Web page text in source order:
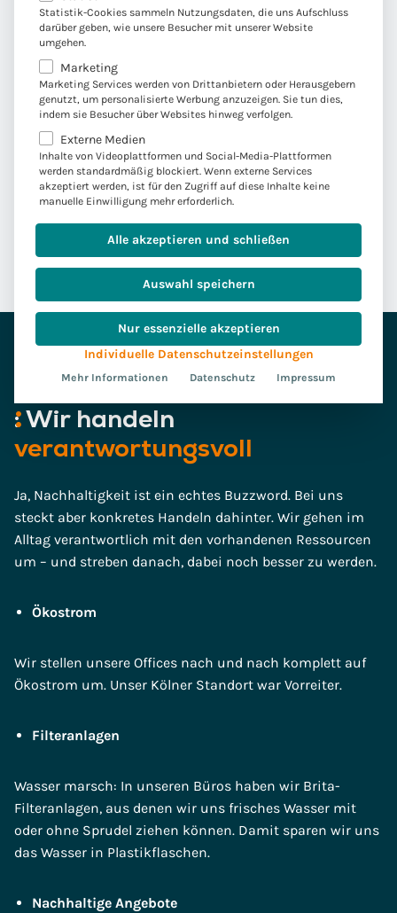
Bewusstes Leben und bewusstes Arbeiten stellen wir in
den Fokus. Das heißt, wir können im Arbeitsalltag an
fördern.
Leadership-Training
Es ist uns wichtig, ein einheitliches
Führungsverständnis zu haben, das zu unserer
Unternehmenskultur passt. All unsere Führungskräfte
durchlaufen unser eigenes Leadership-Training.
NACHHALTIGKEIT
:Wirhandeln
verantwortungsvoll
Ja, Nachhaltigkeit ist ein echtes Buzzword. Bei uns
steckt aber konkretes Handeln dahinter. Wir gehen im
Alltag verantwortlich mit den vorhandenen Ressourcen
um – und streben danach, dabei noch besser zu werden.
Ökostrom
Wir stellen unsere Offices nach und nach komplett auf
Ökostrom um. Unser Kölner Standort war Vorreiter.
Filteranlagen
Wasser marsch: In unseren Büros haben wir Brita-
Filteranlagen, aus denen wir uns frisches Wasser mit
oder ohne Sprudel ziehen können. Damit sparen wir uns
das Wasser in Plastikflaschen.
Nachhaltige Angebote
Statistik-Cookies sammeln Nutzungsdaten, die uns Aufschluss
darüber geben, wie unsere Besucher mit unserer Website
umgehen.
Marketing
Marketing Services werden von Drittanbietern oder Herausgebern
genutzt, um personalisierte Werbung anzuzeigen. Sie tun dies,
indem sie Besucher über Websites hinweg verfolgen.
Externe Medien
Inhalte von Videoplattformen und Social-Media-Plattformen
werden standardmäßig blockiert. Wenn externe Services
akzeptiert werden, ist für den Zugriff auf diese Inhalte keine
manuelle Einwilligung mehr erforderlich.
Alle akzeptieren und schließen
Auswahl speichern
Nur essenzielle akzeptieren
Individuelle Datenschutzeinstellungen
Mehr Informationen Datenschutz Impressum